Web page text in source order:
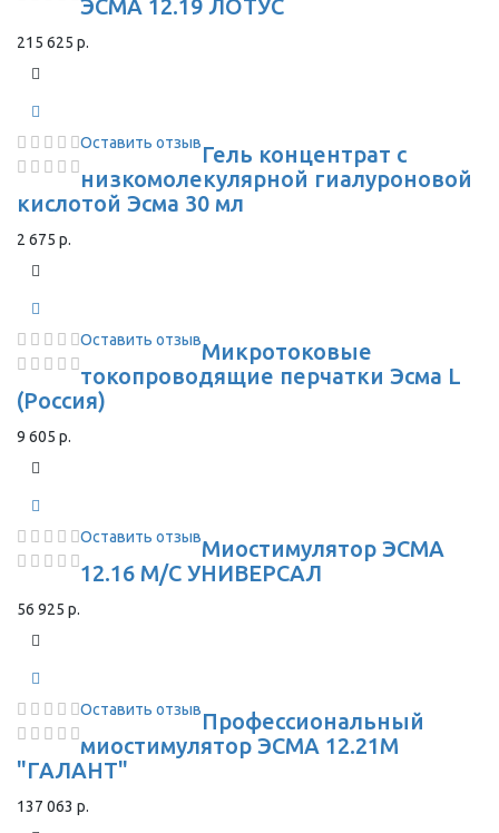
ЭСМА 12.19 ЛОТУС
215 625 р.
Оставить отзывГель концентрат с
низкомолекулярной гиалуроновой
кислотой Эсма 30 мл
2 675 р.
Оставить отзывМикротоковые
токопроводящие перчатки Эсма L
(Россия)
9 605 р.
Оставить отзывМиостимулятор ЭСМА
12.16 М/С УНИВЕРСАЛ
56 925 р.
Оставить отзывПрофессиональный
миостимулятор ЭСМА 12.21М
"ГАЛАНТ"
137 063 р.